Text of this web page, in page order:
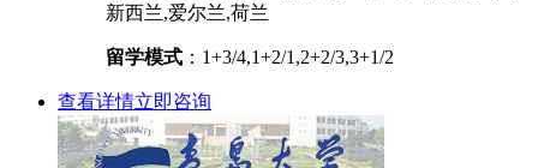
新西兰,爱尔兰,荷兰
留学模式 ：1+3/4,1+2/1,2+2/3,3+1/2
查看详情立即咨询